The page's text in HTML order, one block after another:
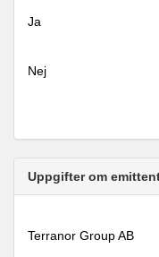
Ja
Nej
Uppgifter om
Terranor Group AB